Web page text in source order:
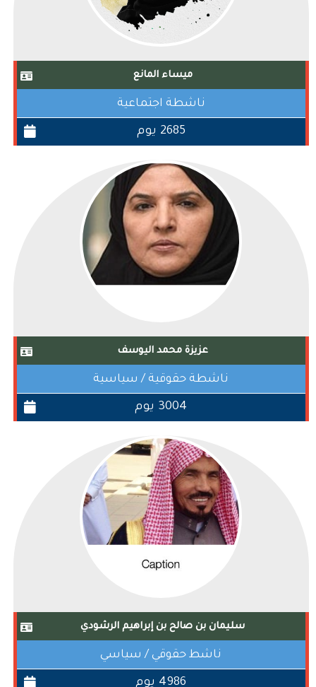
ميساء المانع
ناشطة اجتماعية
2685 يوم
عزيزة محمد اليوسف
ناشطة حقوقية / سياسية
3004 يوم
سليمان بن صالح بن إبراهيم الرشودي
ناشط حقوقي / سياسي
4986 يوم